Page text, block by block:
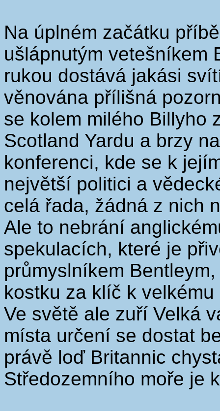
Na úplném začátku
ušlápnutým vetešníkem
rukou dostává jakási
věnována přílišná
se kolem milého Billyho
Scotland Yardu a brzy
konferenci, kde se k
největší politici a
celá řada, žádná z nich
Ale to nebrání
spekulacích, které je
průmyslníkem
kostku za klíč k
Ve světě ale zuří Velká
místa určení se dostat
právě loď Britannic
Středozemního moře je